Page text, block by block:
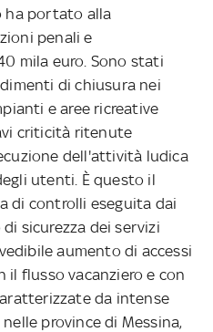
ha portato alla
penali e
mila euro. Sono stati
di chiusura nei
e aree ricreative
criticità ritenute
dell'attività ludica
utenti. È questo il
di controlli eseguita dai
sicurezza dei servizi
aumento di accessi
flusso vacanziero e con
da intense
province di Messina,